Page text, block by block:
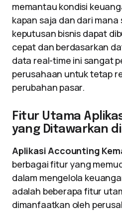
memantau kondisi
kapan saja dan dari mana
keputusan bisnis dapat
cepat dan berdasarkan
data real-time ini sangat
perusahaan untuk tetap
perubahan pasar.
Fitur Utama
yang Ditawarkan
Aplikasi Accounting
berbagai fitur yang
dalam mengelola
adalah beberapa fitur
dimanfaatkan oleh